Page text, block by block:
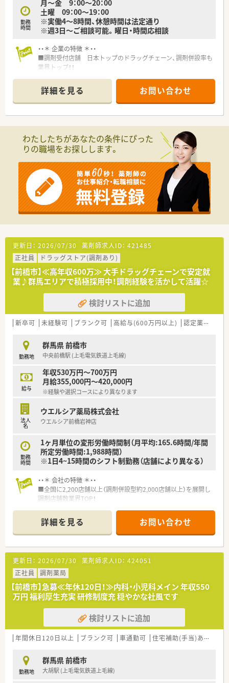
勤務
時間
月～金 9：00～20：00
土曜 09：00～19：00
※実働4～8時間、休憩時間は法定通り
※週3日～ご相談可能。曜日・時間応相談
・・＊ 企業の特徴 ＊・・
■調剤受付店舗 日本トップのドラッグチェーン、調剤併設率も
業界トップ！！
ルスケアの担い手として、かかりつけ薬局、健康サポート薬局な
ど、地域医療への貢献に挑戦し続けます。
近い将来、全店舗調剤併設化にできるよう積極的に推進していき
ます。
幅広い事業を持つので、自由なキャリアパスを描くことができま
す。
現場にこだわるスペシャリストから、本社で経営を担う幹部まで
店舗・薬局だけでなく重要なポジションも薬剤師が担当していま
す。
■教育・研修制度
職種や職域に合わせ、豊富な社内研修や外部組織と連携した研修
を用意しています。
■福利厚生・手当
No.1企業として、長く働ける職場環境を創っていきます！
ていきます。
育児休暇は3歳まで取得が可能で、時短制度は小学5年生まで時
短勤務ができるよう変更予定です。
詳細を見る お問い合わせ
わたしたちがあなたの条件にぴった
りの職場をお探しします。
更新日： 2026/07/30 薬剤師求人ID： 421485
正社員
ドラッグストア(調剤あり)
【前橋市】≪高年収600万≫ 大手ドラッグチェーンで安定就
業♪群馬エリアで積極採用中！調剤経験を活かして活躍☆
検討リストに追加
新卒可 未経験可 ブランク可 高給与(600万円以上) 認定薬剤師取得支援あり
勤務地
群馬県 前橋市
中央前橋駅 (上毛電気鉄道上毛線)
給与
年収530万円～700万円
月給355,000円～420,000円
※経験や選択コースにより異なります
法人
名
ウエルシア薬局株式会社
ウエルシア前橋岩神店
勤務
時間
1ヶ月単位の変形労働時間制（月平均:165.6時間/年間
所定労働時間:1,988時間）
※1日4~15時間のシフト制勤務（店舗により異なる）
・・＊ 会社の特徴 ＊・・
■全国に2,200店舗以上（調剤併設型約2,000店舗以上）を展開し
調剤店舗数業界TOP！
頑張り次第で高給与も可能！
■経験や勤務コースによりますが、経験の少ない方でも500万前
半スタートと業界TOP水準！
■職種や職域に合わせ、豊富な社内研修や外部組織と連携した研
修を用意されています
■薬剤師が中心の会社だからこそ活躍できるキャリアパスが多
種多様に用意されています。
■店舗拡大に伴い、エリアマネジャーや営業部長等のマネジメン
トのポジションも増えます。
■在宅や教育等の専門性を活かせるスペシャリストを目指すこ
とも可能です。
■その他にも、管理部門や商品部門等の本社スタッフなど活動領
域は多種多様です。
■在宅実施店舗は年々増加しており、在宅医療へもしっかりと関
■育児休暇は3歳まで取得が可能で、時短制度は小学5年生まで
時短勤務ができるよう変更予定です。
■年間休日が120日とワークライフバランスが整っています
詳細を見る お問い合わせ
更新日： 2026/07/30 薬剤師求人ID： 424051
正社員
調剤薬局
【前橋市】急募≪年休120日！≫内科・小児科メイン 年収550
万円 福利厚生充実 研修制度充 穏やかな社風です
検討リストに追加
年間休日120日以上 ブランク可 車通勤可 住宅補助(手当)あり
勤務地
群馬県 前橋市
大胡駅 (上毛電気鉄道上毛線)